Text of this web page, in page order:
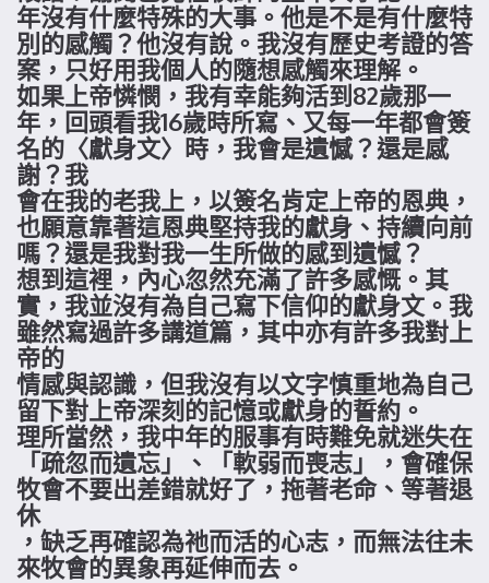
年沒有什麼特殊的大事。他是不是有什麼特
別的感觸？他沒有說。我沒有歷史考證的答
案，只好用我個人的隨想感觸來理解。
如果上帝憐憫，我有幸能夠活到82歲那一
年，回頭看我16歲時所寫、又每一年都會簽
名的〈獻身文〉時，我會是遺憾？還是感
謝？我
會在我的老我上，以簽名肯定上帝的恩典，
也願意靠著這恩典堅持我的獻身、持續向前
嗎？還是我對我一生所做的感到遺憾？
想到這裡，內心忽然充滿了許多感慨。其
實，我並沒有為自己寫下信仰的獻身文。我
雖然寫過許多講道篇，其中亦有許多我對上
帝的
情感與認識，但我沒有以文字慎重地為自己
留下對上帝深刻的記憶或獻身的誓約。
理所當然，我中年的服事有時難免就迷失在
「疏忽而遺忘」、「軟弱而喪志」，會確保
牧會不要出差錯就好了，拖著老命、等著退
休
，缺乏再確認為祂而活的心志，而無法往未
來牧會的異象再延伸而去。